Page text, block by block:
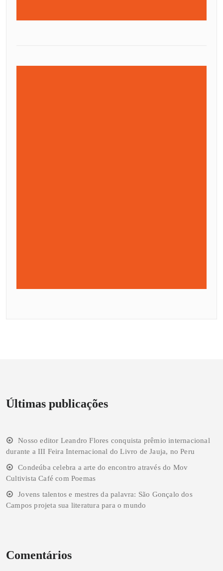
Últimas publicações
Nosso editor Leandro Flores conquista prêmio internacional
durante a III Feira Internacional do Livro de Jauja, no Peru
Condeúba celebra a arte do encontro através do Mov
Cultivista Café com Poemas
Jovens talentos e mestres da palavra: São Gonçalo dos
Campos projeta sua literatura para o mundo
Comentários